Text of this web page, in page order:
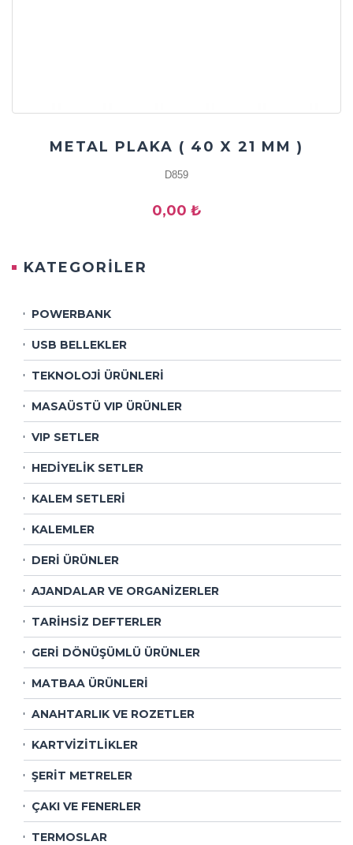
METAL PLAKA ( 40 X 21 MM )
D859
0,00 ₺
KATEGORİLER
POWERBANK
USB BELLEKLER
TEKNOLOJİ ÜRÜNLERİ
MASAÜSTÜ VIP ÜRÜNLER
VIP SETLER
HEDİYELİK SETLER
KALEM SETLERİ
KALEMLER
DERİ ÜRÜNLER
AJANDALAR VE ORGANİZERLER
TARİHSİZ DEFTERLER
GERİ DÖNÜŞÜMLÜ ÜRÜNLER
MATBAA ÜRÜNLERİ
ANAHTARLIK VE ROZETLER
KARTVİZİTLİKLER
ŞERİT METRELER
ÇAKI VE FENERLER
TERMOSLAR